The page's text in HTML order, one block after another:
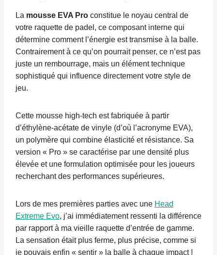
La mousse EVA Pro constitue le noyau central de
votre raquette de padel, ce composant interne qui
détermine comment l’énergie est transmise à la balle.
Contrairement à ce qu’on pourrait penser, ce n’est pas
juste un rembourrage, mais un élément technique
sophistiqué qui influence directement votre style de
jeu.
Cette mousse high-tech est fabriquée à partir
d’éthylène-acétate de vinyle (d’où l’acronyme EVA),
un polymère qui combine élasticité et résistance. Sa
version « Pro » se caractérise par une densité plus
élevée et une formulation optimisée pour les joueurs
recherchant des performances supérieures.
Lors de mes premières parties avec une Head
Extreme Evo, j’ai immédiatement ressenti la différence
par rapport à ma vieille raquette d’entrée de gamme.
La sensation était plus ferme, plus précise, comme si
je pouvais enfin « sentir » la balle à chaque impact !